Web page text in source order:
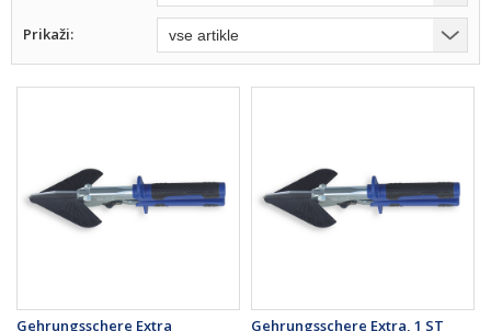
Prikaži:
Gehrungsschere Extra
Gehrungsschere Extra, 1 ST